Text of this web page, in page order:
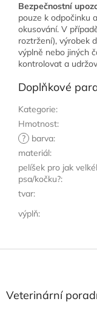
Bezpečnostní
pouze k odpočinku
okusování. V
roztržení), výrobek
výplně nebo jiných
kontrolovat a
Doplňkové
Kategorie:
Hmotnost:
?
barva:
materiál:
pelíšek pro jak
psa/kočku?:
tvar:
výplň:
aVeterinární